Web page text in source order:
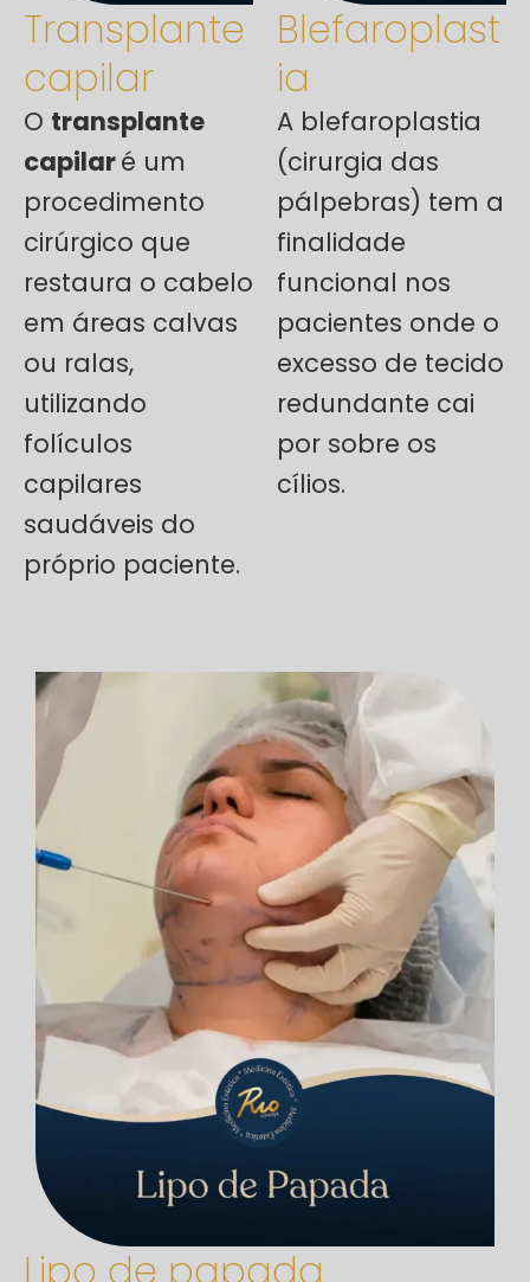
Transplante
capilar
O transplante
capilaré um
procedimento
cirúrgico que
restaura o cabelo
em áreas calvas
ou ralas,
utilizando
folículos
capilares
saudáveis do
próprio paciente.
Blefaroplast
ia
A blefaroplastia
(cirurgia das
pálpebras) tem a
finalidade
funcional nos
pacientes onde o
excesso de tecido
redundante cai
por sobre os
cílios.
Lipo de papada